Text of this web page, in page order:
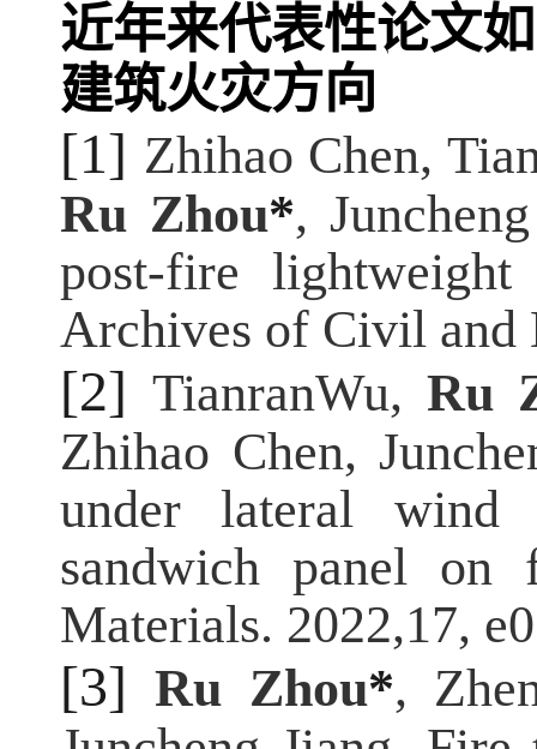
近年来代表性论文
建筑火灾方向
[1] Zhihao Chen,
Ru Zhou*,
post-fire lightweight
Archives of Civil and
[2] TianranWu, Ru
Zhihao Chen,
under lateral wind
sandwich panel on
Materials. 2022,17,
[3]Ru Zhou*,